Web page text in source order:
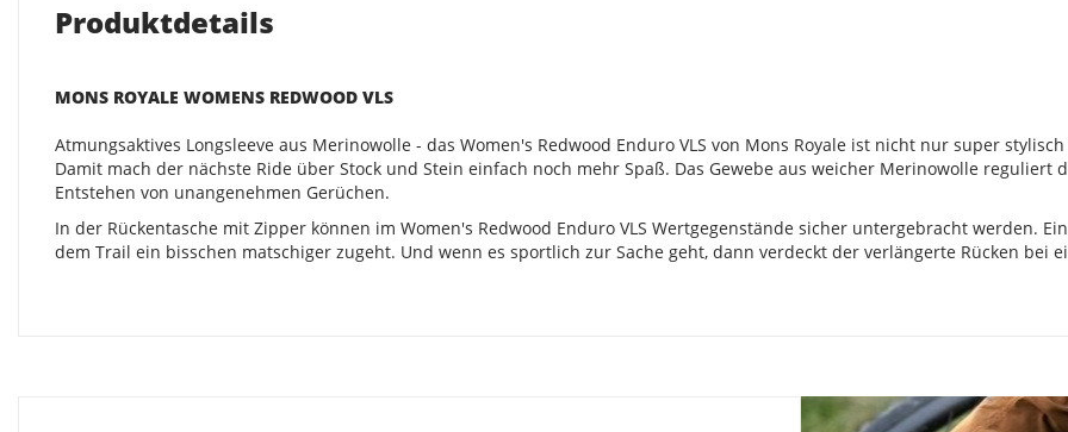
Produktdetails
MONS ROYALE WOMENS REDWOOD VLS
Atmungsaktives Longsleeve aus Merinowolle - das Women's Redwood Enduro VLS von Mons Royale ist nicht nur super
Damit mach der nächste Ride über Stock und Stein einfach noch mehr Spaß. Das Gewebe aus weicher Merinowolle
Entstehen von unangenehmen Gerüchen.
In der Rückentasche mit Zipper können im Women's Redwood Enduro VLS Wertgegenstände sicher untergebracht werden.
dem Trail ein bisschen matschiger zugeht. Und wenn es sportlich zur Sache geht, dann verdeckt der verlängerte Rücken bei